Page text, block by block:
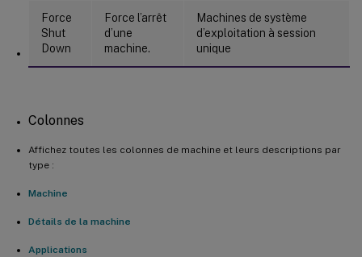
Force
Shut
Down
Force l’arrêt
d’une
machine.
Machines de système
d’exploitation à session
unique
Colonnes
Affichez toutes les colonnes de machine et leurs descriptions par
type :
Machine
Détails de la machine
Applications